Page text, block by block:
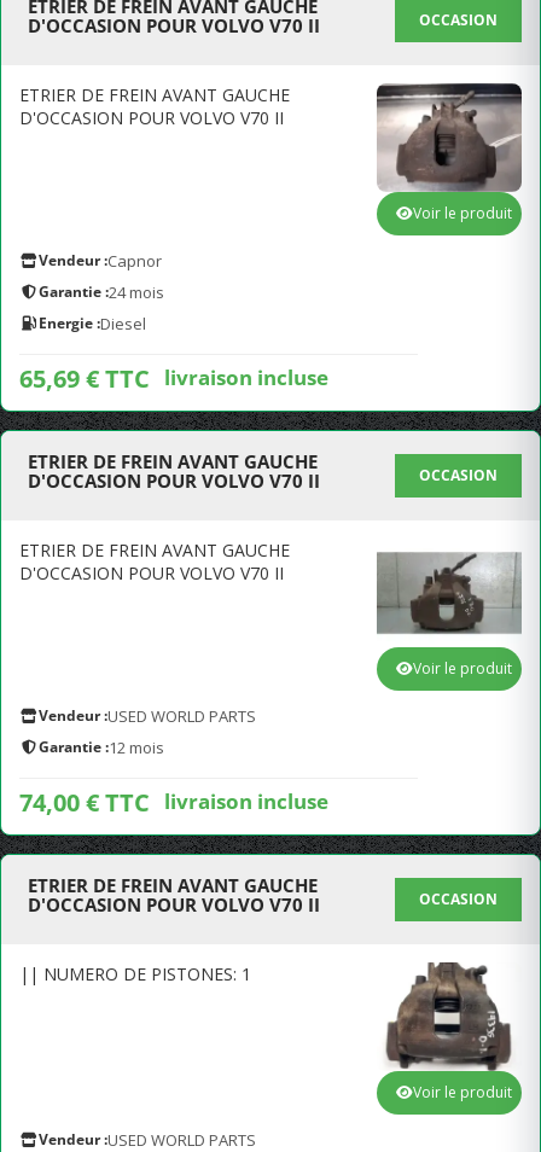
ETRIER DE FREIN AVANT GAUCHE
D'OCCASION POUR VOLVO V70 II
OCCASION
ETRIER DE FREIN AVANT GAUCHE
D'OCCASION POUR VOLVO V70 II
Vendeur :Capnor
Garantie :24 mois
Energie :Diesel
65,69 € TTC livraison incluse
Voir le produit
ETRIER DE FREIN AVANT GAUCHE
D'OCCASION POUR VOLVO V70 II
OCCASION
ETRIER DE FREIN AVANT GAUCHE
D'OCCASION POUR VOLVO V70 II
Vendeur :USED WORLD PARTS
Garantie :12 mois
74,00 € TTC livraison incluse
Voir le produit
ETRIER DE FREIN AVANT GAUCHE
D'OCCASION POUR VOLVO V70 II
OCCASION
|| NUMERO DE PISTONES: 1
Vendeur :USED WORLD PARTS
Voir le produit